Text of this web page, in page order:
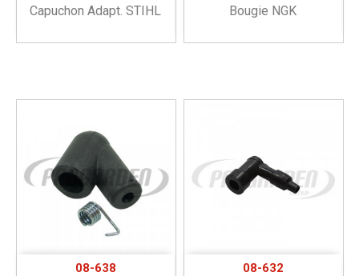
Capuchon Adapt. STIHL Bougie NGK
08-638 08-632